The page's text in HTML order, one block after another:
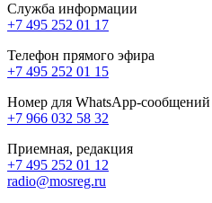
Служба информации
+7 495 252 01 17
Телефон прямого эфира
+7 495 252 01 15
Номер для WhatsApp-сообщений
+7 966 032 58 32
Приемная, редакция
+7 495 252 01 12
radio@mosreg.ru